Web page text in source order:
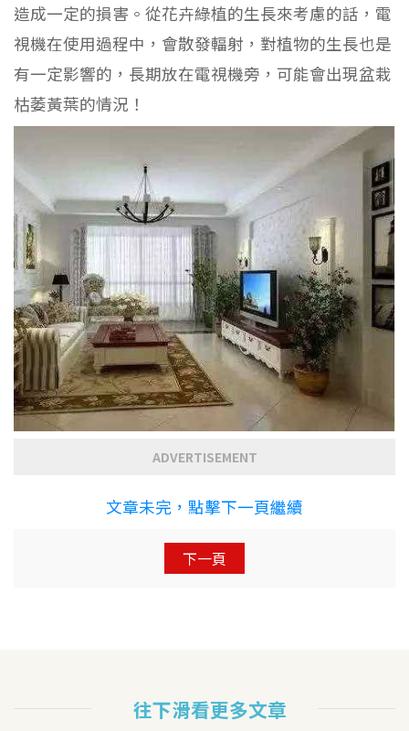
造成一定的損害。從花卉綠植的生長來考慮的話，電
視機在使用過程中，會散發輻射，對植物的生長也是
有一定影響的，長期放在電視機旁，可能會出現盆栽
枯萎黃葉的情況！
ADVERTISEMENT
文章未完，點擊下一頁繼續
下一頁
往下滑看更多文章